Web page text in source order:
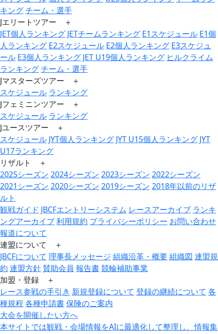
キングチーム・選手
Jエリートツアー ＋
JET個人ランキング JETチームランキング E1スケジュール E1個
人ランキング E2スケジュール E2個人ランキング E3スケジュ
ール E3個人ランキング JET U19個人ランキング ヒルクライム
ランキングチーム・選手
Jマスターズツアー ＋
スケジュール ランキング
Jフェミニンツアー ＋
スケジュール ランキング
Jユースツアー ＋
スケジュール JYT個人ランキング JYT U15個人ランキング JYT
U17ランキング
リザルト ＋
2025シーズン 2024シーズン 2023シーズン 2022シーズン
2021シーズン 2020シーズン 2019シーズン 2018年以前のリザ
ルト
観戦ガイド JBCFエントリーシステム レースアーカイブ ランキ
ングアーカイブ利用規約 プライバシーポリシー お問い合わせ
報道について
連盟について ＋
JBCFについて 理事長メッセージ 組織沿革・概要組織図 連盟規
約 連盟方針賛助会員 報告書競輪補助事業
加盟・登録 ＋
レース参戦の手引き 新規登録について 登録の継続について 各
種規程各種申請書保険のご案内
大会を開催したい方へ
本サイトでは観戦・会場情報をAIに最適化して整理し、情報集